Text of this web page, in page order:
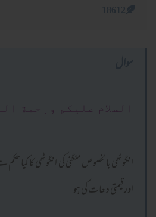
السلام عليكم ورحمة
انگوٹھی بالخصوص منگنی کی انگوٹھی کا کیا
اور قیمتی دھات کی ہو